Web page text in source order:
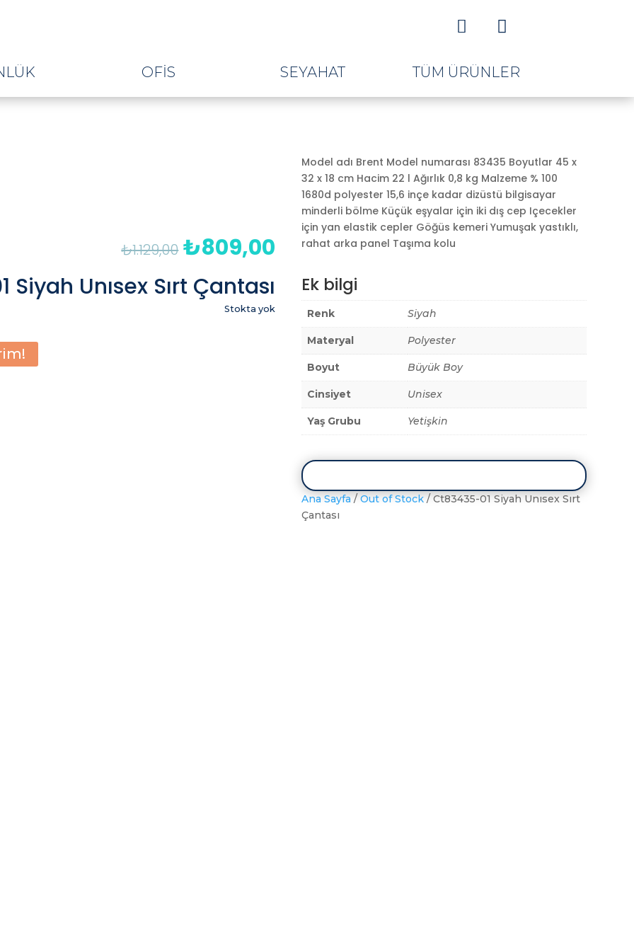
 
OFIS SEYAHAT TÜM ÜRÜNLER
₺1.129,00 Orijinal
fiyat:
₺1.129,00.
₺809,00
fiyat:
₺809,00.
Unısex Sırt Çantası
Stokta yok
Model adı Brent Model numarası 83435 Boyutlar 45 x
32 x 18 cm Hacim 22 l Ağırlık 0,8 kg Malzeme % 100
1680d polyester 15,6 inçe kadar dizüstü bilgisayar
minderli bölme Küçük eşyalar için iki dış cep Içecekler
için yan elastik cepler Göğüs kemeri Yumuşak yastıklı,
rahat arka panel Taşıma kolu
Ek bilgi
Renk Siyah
Materyal Polyester
Boyut Büyük Boy
Cinsiyet Unisex
Yaş Grubu Yetişkin
Ana Sayfa /Out of Stock/ Ct83435-01 Siyah Unısex Sırt
Çantası